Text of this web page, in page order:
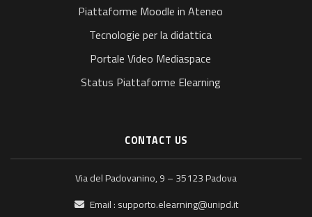
Piattaforme Moodle in Ateneo
Tecnologie per la didattica
Portale Video Mediaspace
Status Piattaforme Elearning
CONTACT US
Via del Padovanino, 9 – 35123 Padova
Email : supporto.elearning@unipd.it